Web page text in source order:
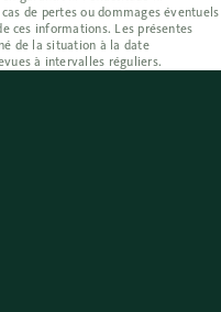
de pertes ou dommages éventuels
ces informations. Les présentes
de la situation à la date
à intervalles réguliers.